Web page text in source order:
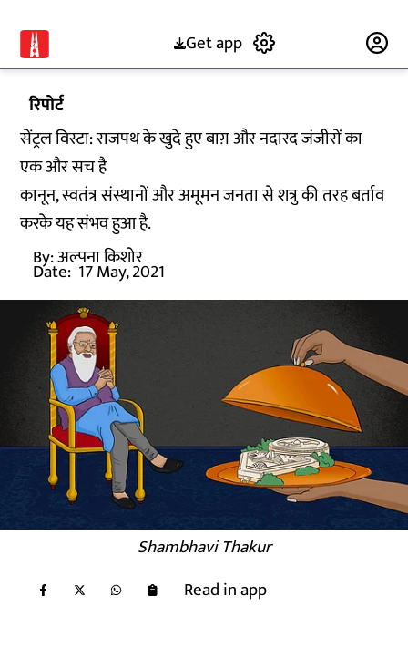
Get app
रिपोर्ट
सेंट्रल विस्टा: राजपथ के खुदे हुए बाग़ और नदारद जंजीरों का
एक और सच है
कानून, स्वतंत्र संस्थानों और अमूमन जनता से शत्रु की तरह बर्ताव
करके यह संभव हुआ है.
By:अल्पना किशोर
Date: 17 May, 2021
Shambhavi Thakur
Read in app